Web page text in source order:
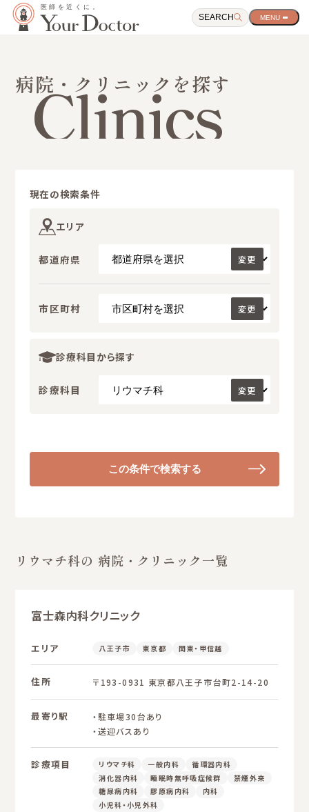
SEARCH
サ
Clinics
病院・クリニックを探す
現在の検索条件
エリア
都道府県 変更
市区町村 変更
診療科目から探す
診療科目 変更
この条件で検索する
リウマチ科の 病院・クリニック一覧
富士森内科クリニック
エリア 八王子市 東京都 関東・甲信越
住所 〒193-0931 東京都八王子市台町2-14-20
最寄り駅
・駐車場30台あり
・送迎バスあり
診療項目 リウマチ科 一般内科
循環器内科
消化器内科
睡眠時無呼吸症候群
禁煙外来
糖尿病内科
膠原病内科
内科
小児科・小児外科